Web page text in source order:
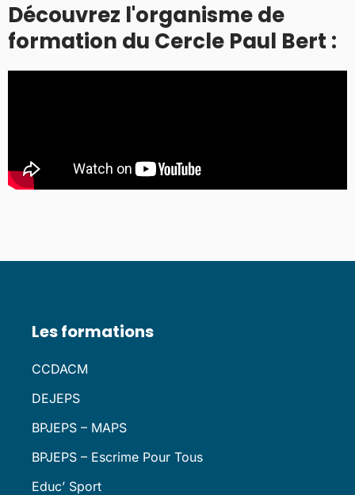
Découvrez l'organisme de
formation du Cercle Paul Bert :
Les formations
CCDACM
DEJEPS
BPJEPS – MAPS
BPJEPS – Escrime Pour Tous
Educ’ Sport